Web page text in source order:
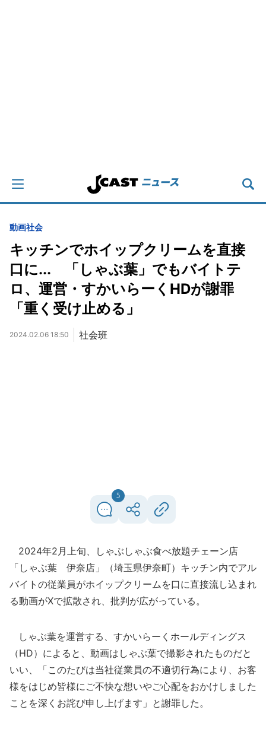
動画社会
キッチンでホイップクリームを直接
口に... 「しゃぶ葉」でもバイトテ
ロ、運営・すかいらーくHDが謝罪
「重く受け止める」
2024.02.06 18:50 社会班
5
2024年2月上旬、しゃぶしゃぶ食べ放題チェーン店
「しゃぶ葉 伊奈店」（埼玉県伊奈町）キッチン内でアル
バイトの従業員がホイップクリームを口に直接流し込まれ
る動画がXで拡散され、批判が広がっている。
しゃぶ葉を運営する、すかいらーくホールディングス
（HD）によると、動画はしゃぶ葉で撮影されたものだと
いい、「このたびは当社従業員の不適切行為により、お客
様をはじめ皆様にご不快な想いやご心配をおかけしました
ことを深くお詫び申し上げます」と謝罪した。